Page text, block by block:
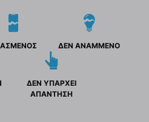
ΔΕΝ ΑΝΑΜΜΕΝΟ
ΔΕΝ ΥΠΑΡΧΕΙ
ΑΠΑΝΤΗΣΗ